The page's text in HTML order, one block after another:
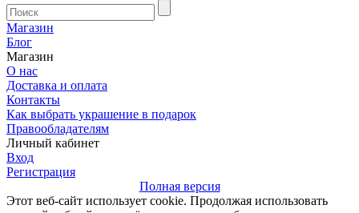
Магазин
Блог
Магазин
О нас
Доставка и оплата
Контакты
Как выбрать украшение в подарок
Правообладателям
Личный кабинет
Вход
Регистрация
Полная версия
Этот веб-сайт использует cookie. Продолжая использовать